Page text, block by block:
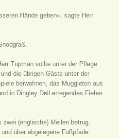
Hände geben«, sagte Herr
Tupman sollte unter der Pflege
die übrigen Gäste unter der
beiwohnen, das Muggleton aus
in Dingley Dell erregendes Fieber
(englische) Meilen betrug,
über abgelegene Fußpfade